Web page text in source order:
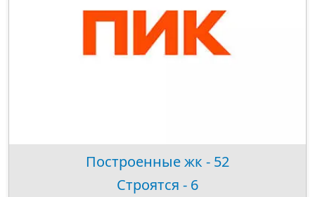
Построенные жк - 52
Строятся - 6